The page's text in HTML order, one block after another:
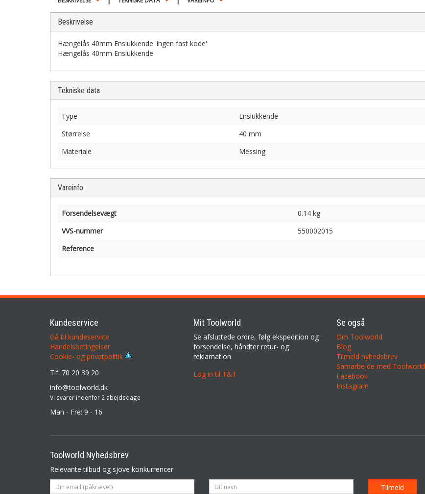
Beskrivelse
Hængelås 40mm Enslukkende 'ingen fast kode'
Hængelås 40mm Enslukkende
Tekniske data
Type
Enslukkende
Størrelse
40 mm
Materiale
Messing
Vareinfo
Forsendelsevægt
0.14 kg
VVS-nummer
550002015
Reference
Kundeservice
Gå til kundeservice
Handelsbetingelser
Cookie- og privatpolitik
Tlf: 70 20 39 20
info@toolworld.dk
Vi svarer indenfor 2 abejdsdage
Man - Fre: 9 - 16
Mit Toolworld
Se afsluttede ordre, følg ekspedition og
forsendelse, håndter retur- og
reklamation
Log in til T&T
Se også
Om Toolworld
Blog
Tilmeld nyhedsbrev
Samarbejde med Toolworld
Facebook
Instagram
Toolworld Nyhedsbrev
Relevante tilbud og sjove konkurrencer